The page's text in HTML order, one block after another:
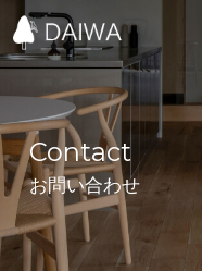
Menu
TOP
Contact
お問い合わせ